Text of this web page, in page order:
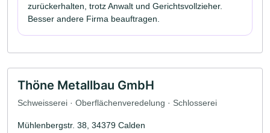
zurückerhalten, trotz Anwalt und Gerichtsvollzieher.
Besser andere Firma beauftragen.
Thöne Metallbau GmbH
Schweisserei · Oberflächenveredelung · Schlosserei
Mühlenbergstr. 38, 34379 Calden